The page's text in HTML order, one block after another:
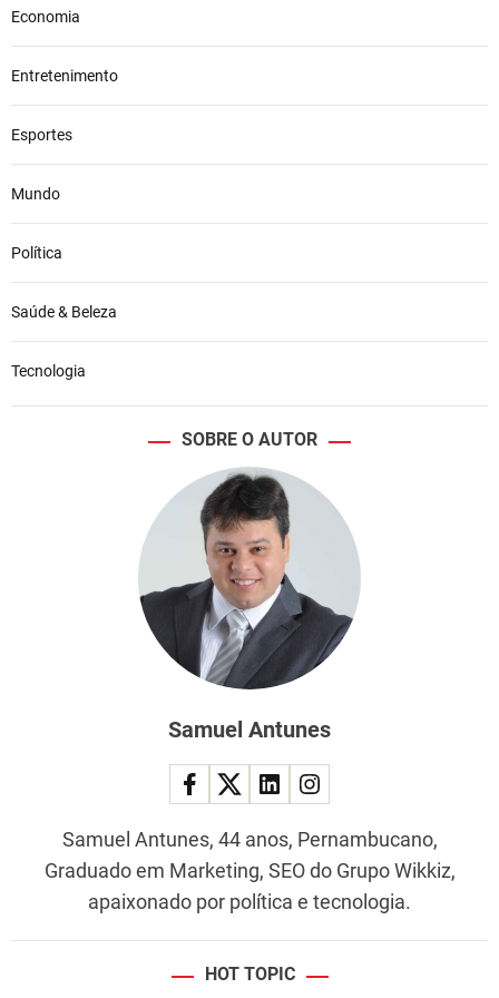
Economia
Entretenimento
Esportes
Mundo
Política
Saúde & Beleza
Tecnologia
SOBRE O AUTOR
Samuel Antunes
Samuel Antunes, 44 anos, Pernambucano,
Graduado em Marketing, SEO do Grupo Wikkiz,
apaixonado por política e tecnologia.
HOT TOPIC